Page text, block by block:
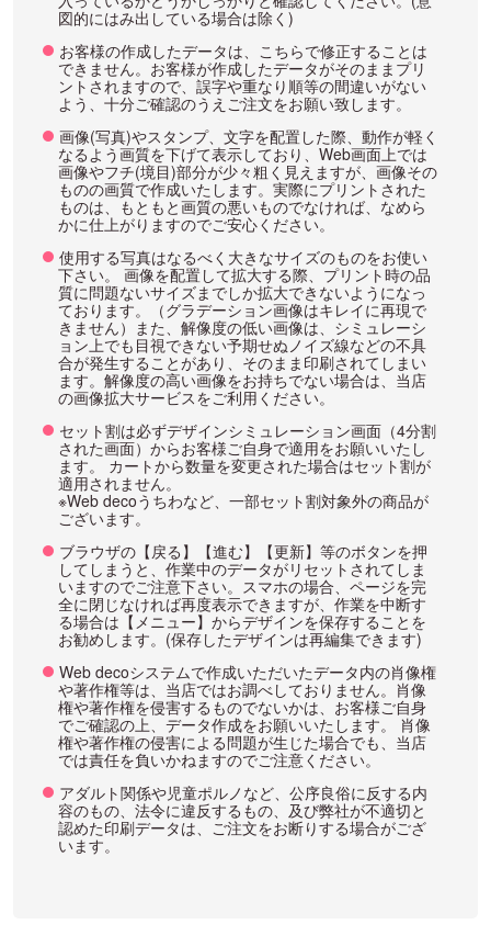
図的にはみ出している場合は除く)
お客様の作成したデータは、こちらで修正することは
できません。お客様が作成したデータがそのままプリ
ントされますので、誤字や重なり順等の間違いがない
よう、十分ご確認のうえご注文をお願い致します。
画像(写真)やスタンプ、文字を配置した際、動作が軽く
なるよう画質を下げて表示しており、Web画面上では
画像やフチ(境目)部分が少々粗く見えますが、画像その
ものの画質で作成いたします。実際にプリントされた
ものは、もともと画質の悪いものでなければ、なめら
かに仕上がりますのでご安心ください。
使用する写真はなるべく大きなサイズのものをお使い
下さい。 画像を配置して拡大する際、プリント時の品
質に問題ないサイズまでしか拡大できないようになっ
ております。（グラデーション画像はキレイに再現で
きません）また、解像度の低い画像は、シミュレーシ
ョン上でも目視できない予期せぬノイズ線などの不具
合が発生することがあり、そのまま印刷されてしまい
ます。解像度の高い画像をお持ちでない場合は、当店
の画像拡大サービスをご利用ください。
セット割は必ずデザインシミュレーション画面（4分割
された画面）からお客様ご自身で適用をお願いいたし
ます。 カートから数量を変更された場合はセット割が
適用されません。
※Web decoうちわなど、一部セット割対象外の商品が
ございます。
ブラウザの【戻る】【進む】【更新】等のボタンを押
してしまうと、作業中のデータがリセットされてしま
いますのでご注意下さい。スマホの場合、ページを完
全に閉じなければ再度表示できますが、作業を中断す
る場合は【メニュー】からデザインを保存することを
お勧めします。(保存したデザインは再編集できます)
Web decoシステムで作成いただいたデータ内の肖像権
や著作権等は、当店ではお調べしておりません。肖像
権や著作権を侵害するものでないかは、お客様ご自身
でご確認の上、データ作成をお願いいたします。 肖像
権や著作権の侵害による問題が生じた場合でも、当店
では責任を負いかねますのでご注意ください。
アダルト関係や児童ポルノなど、公序良俗に反する内
容のもの、法令に違反するもの、及び弊社が不適切と
認めた印刷データは、ご注文をお断りする場合がござ
います。